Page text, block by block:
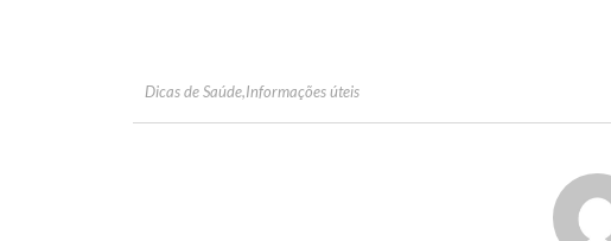
Dicas de Saúde,Informações úteis